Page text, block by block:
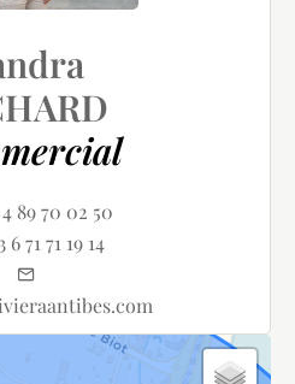
4 89 70 02 50
6 71 71 19 14